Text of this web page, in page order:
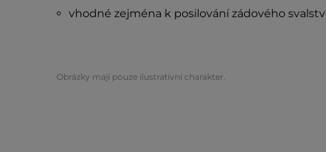
vhodné zejména k posilování zádového
Obrázky mají pouze ilustrativní charakter.